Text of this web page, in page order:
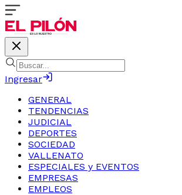
Ingresar
GENERAL
TENDENCIAS
JUDICIAL
DEPORTES
SOCIEDAD
VALLENATO
ESPECIALES y EVENTOS
EMPRESAS
EMPLEOS